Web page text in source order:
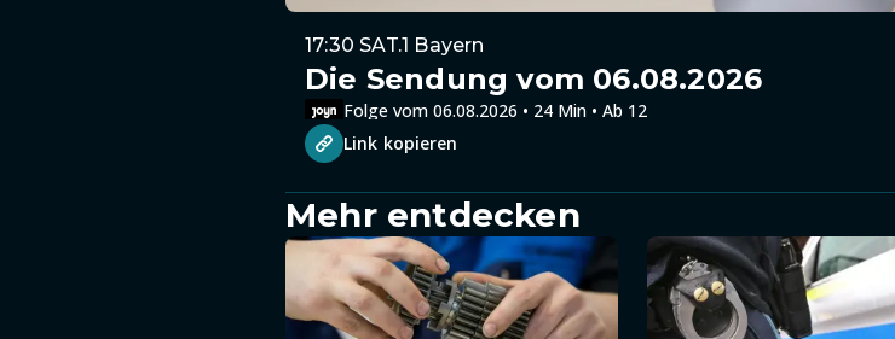
17:30 SAT.1 Bayern
Die Sendung vom 06.08.2026
Folge vom 06.08.2026 • 24 Min • Ab 12
Link kopieren
Mehr entdecken